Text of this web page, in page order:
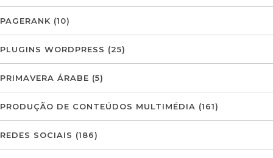
PAGERANK (10)
PLUGINS WORDPRESS (25)
PRIMAVERA ÁRABE (5)
PRODUÇÃO DE CONTEÚDOS MULTIMÉDIA (161)
REDES SOCIAIS (186)